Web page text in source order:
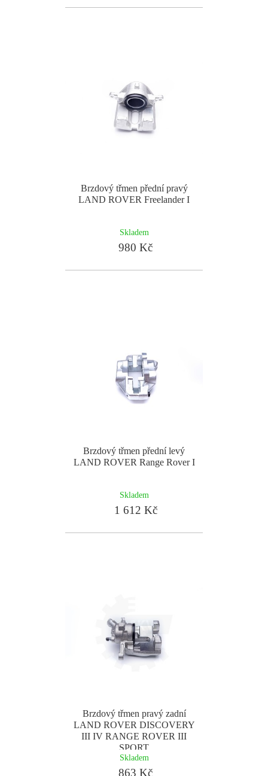
Brzdový třmen přední pravý
LAND ROVER Freelander I
Skladem
980 Kč
Brzdový třmen přední levý
LAND ROVER Range Rover I
Skladem
1 612 Kč
Brzdový třmen pravý zadní
LAND ROVER DISCOVERY
III IV RANGE ROVER III
SPORT
Skladem
863 Kč